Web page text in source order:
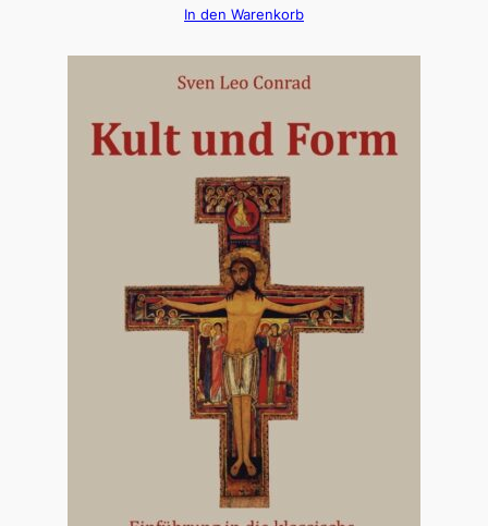
In den Warenkorb